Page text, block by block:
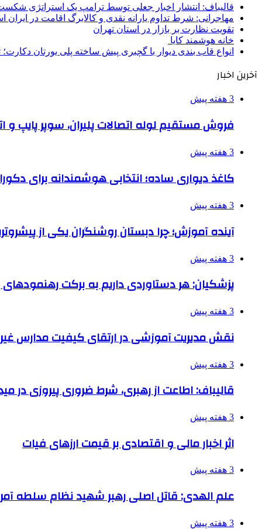
قالیباف: انتشار اخبار جعلی توسط ترامپ یک استراتژی
مهاجرانی: شرط تداوم یارانه نقدی و کالابرگ اقامت در ایران
تقویت نظارت بر بازار در استان تهران
خانه هوشمند کایا
انواع قاب بندی دیوار با گچبری پیش ساخته پلی یورتان
آخرین اخبار
3 هفته پیش
فروش مستقیم لوله اتصالات پلیران، سوپر پایپ و
3 هفته پیش
کاغذ دیواری ساده؛ انتخابی هوشمندانه برای
3 هفته پیش
آینده آموزش؛ چرا دبستان روشنگران یکی از
3 هفته پیش
پزشکیان: هر دستاوردی داریم به برکت
3 هفته پیش
نقش مدیریت آموزشی در ارتقای کیفیت مدارس
3 هفته پیش
قالیباف: اطاعت از رهبری، شرط ضروری پیروزی در
3 هفته پیش
اثر اخبار مالی و اقتصادی بر قیمت ارزهای فیات
3 هفته پیش
علم الهدی: قاتل اصلی رهبر شهید نظام سلطه
3 هفته پیش